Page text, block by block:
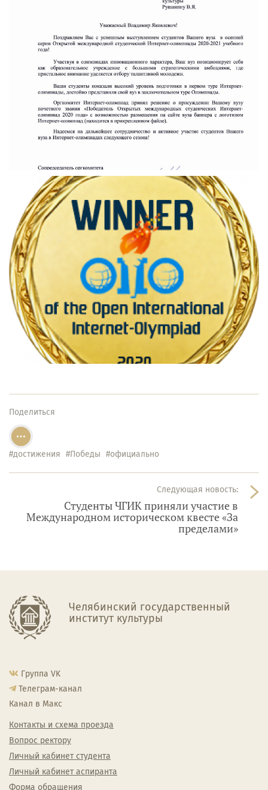
Поделиться
#достижения #Победы #официально
Следующая новость:
Студенты ЧГИК приняли участие в
Международном историческом квесте «За
пределами»
Челябинский государственный
институт культуры
Группа VK
Телеграм-канал
Канал в Макс
Контакты и схема проезда
Вопрос ректору
Личный кабинет студента
Личный кабинет аспиранта
Форма обращения